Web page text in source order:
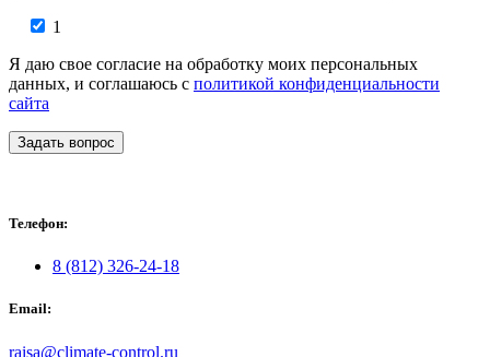
1
Я даю свое согласие на обработку моих персональных
данных, и соглашаюсь с политикой конфиденциальности
сайта
Задать вопрос
Телефон:
8 (812) 326-24-18
Email:
raisa@climate-control.ru